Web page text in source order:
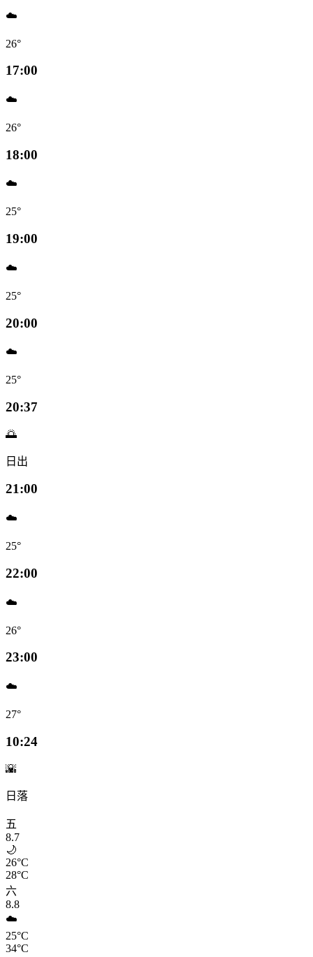
☁️
26°
17:00
☁️
26°
18:00
☁️
25°
19:00
☁️
25°
20:00
☁️
25°
20:37
🌅
日出
21:00
☁️
25°
22:00
☁️
26°
23:00
☁️
27°
10:24
🌇
日落
五
8.7
🌙
26°C
28°C
六
8.8
☁️
25°C
34°C